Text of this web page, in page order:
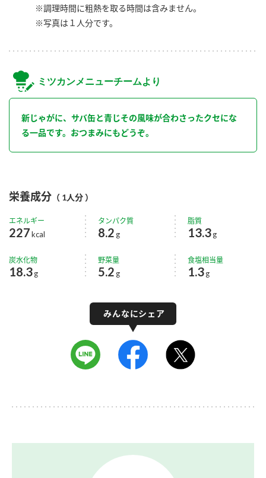
※調理時間に粗熱を取る時間は含みません。
※写真は１人分です。
ミツカンメニューチームより
新じゃがに、サバ缶と青じその風味が合わさったクセにな
る一品です。おつまみにもどうぞ。
栄養成分 （ 1人分 ）
エネルギー
227kcal
タンパク質
8.2 g
脂質
13.3 g
炭水化物
18.3g
野菜量
5.2 g
食塩相当量
1.3 g